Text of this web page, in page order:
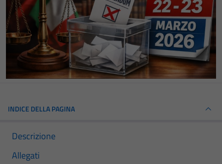
INDICE DELLA PAGINA
Descrizione
Allegati